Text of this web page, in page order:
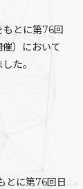
もとに第76回
）において
た。
とに第76回日